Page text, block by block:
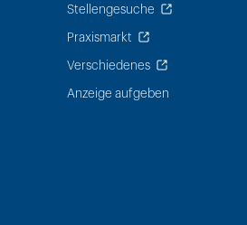
Stellengesuche
Praxismarkt
Verschiedenes
Anzeige aufgeben